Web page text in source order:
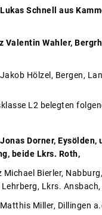
Schnell aus
Valentin Wahler,
Hölzel, Bergen,
L2 belegten
Dorner, Eysölden,
beide Lkrs. Roth,
Michael Bierler,
Lkrs. Ansbach,
Miller, Dillingen